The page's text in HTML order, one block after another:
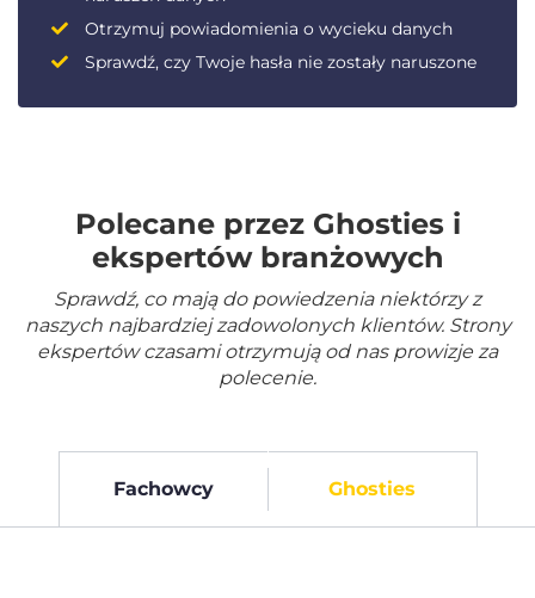
Otrzymuj powiadomienia o wycieku danych
Sprawdź, czy Twoje hasła nie zostały naruszone
Polecane przez Ghosties i
ekspertów branżowych
Sprawdź, co mają do powiedzenia niektórzy z
naszych najbardziej zadowolonych klientów. Strony
ekspertów czasami otrzymują od nas prowizje za
polecenie.
Fachowcy Ghosties